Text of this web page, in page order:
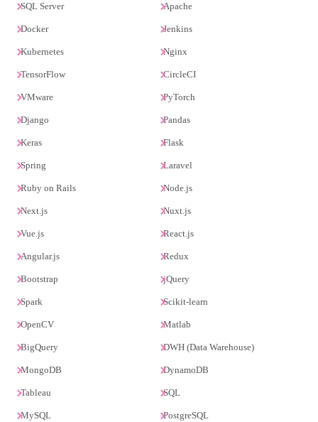
SQL Server Apache
Docker Jenkins
Kubernetes Nginx
TensorFlow CircleCI
VMware PyTorch
Django Pandas
Keras Flask
Spring Laravel
Ruby on Rails Node.js
Next.js Nuxt.js
Vue.js React.js
Angular.js Redux
Bootstrap jQuery
Spark Scikit-learn
OpenCV Matlab
BigQuery DWH (Data Warehouse)
MongoDB DynamoDB
Tableau SQL
MySQL PostgreSQL